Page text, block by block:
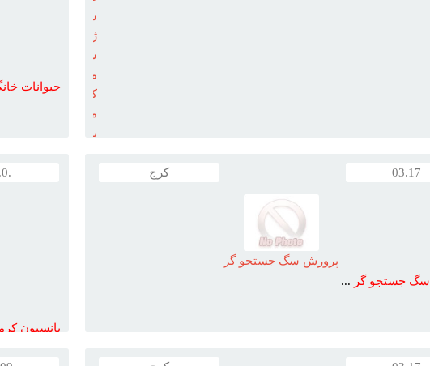
سگ
ژرمن
شپرد
مو
کوتاه
مو
بلند
در تمامي تيپ هاي (مو کوتاه
حيوانات
03.17 کرج
پرورش سگ جستجو گر
سگ جستجو گر ...
.01.0
پانسيون